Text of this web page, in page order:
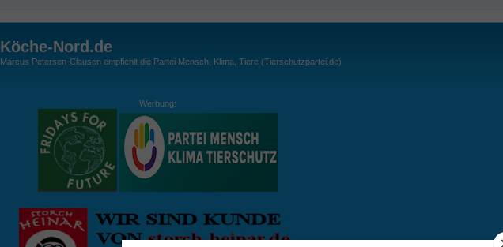
Köche-Nord.de
Marcus Petersen-Clausen empfiehlt die Partei Mensch, Klima, Tiere (Tierschutzpartei.de)
Werbung: